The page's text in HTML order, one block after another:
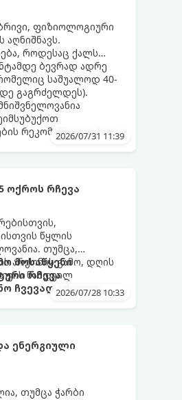
ფიზიოლოგიური
როდესაც ქალს
ბევრად ადრე
საშუალოდ 40-
გაგრძელდეს).
რეკომენდაციებით.
2026/07/31 11:39
ოქროს რჩევა
წყლის
თუმცა,
არქონის გამო, დღის
ნამდვილ
მოსაწყენი
რჩევა
ჩვევად აქციოთ.
2026/07/28 10:33
ენერგიული
თუმცა ჭარბი